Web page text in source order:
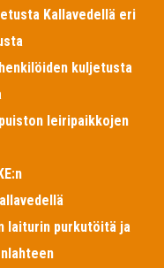
Kallavedellä eri
kuljetusta
leiripaikkojen
laiturin purkutöitä ja